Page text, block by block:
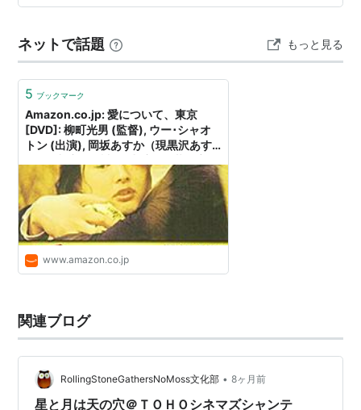
で、最初からこれならすんなりと受け入れられた気もす
式で展開する。最初の花見でのOBのいびりシーンこそね
ちっこかったものの、全…
ネットで話題 もっと見る
5 ブックマーク
Amazon.co.jp: 愛について、東京
[DVD]: 柳町光男 (監督), ウー･シャオ
トン (出演), 岡坂あすか（現黒沢あす
(出演), 浜田晃 (出演), 渡辺哲 (出演),
ガダルカナル･タカ (出演), 宮下順子
(出演), 藤岡弘 (出演): DVD
www.amazon.co.jp
関連ブログ
RollingStoneGathersNoMoss文化部 • 8ヶ月前
星と月は天の穴＠ＴＯＨＯシネマズシャンテ